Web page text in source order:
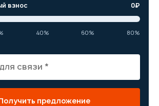
взнос 0₽
40% 60% 80%
предложение